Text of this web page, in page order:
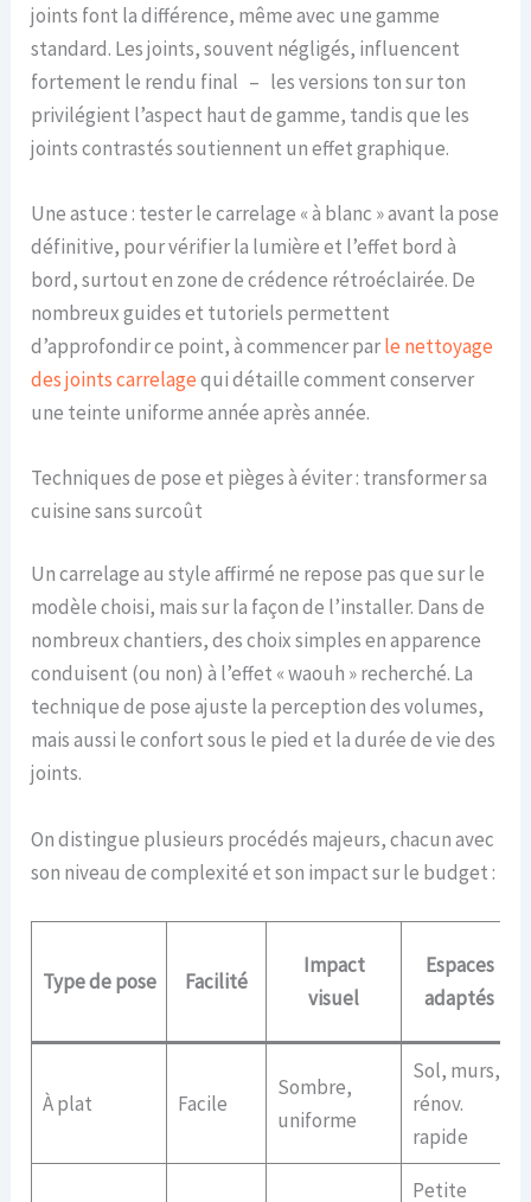
joints font la différence, même avec une gamme
standard. Les joints, souvent négligés, influencent
fortement le rendu final – les versions ton sur ton
privilégient l’aspect haut de gamme, tandis que les
joints contrastés soutiennent un effet graphique.
Une astuce : tester le carrelage « à blanc » avant la pose
définitive, pour vérifier la lumière et l’effet bord à
bord, surtout en zone de crédence rétroéclairée. De
nombreux guides et tutoriels permettent
d’approfondir ce point, à commencer parle nettoyage
des joints carrelagequi détaille comment conserver
une teinte uniforme année après année.
Techniques de pose et pièges à éviter : transformer sa
cuisine sans surcoût
Un carrelage au style affirmé ne repose pas que sur le
modèle choisi, mais sur la façon de l’installer. Dans de
nombreux chantiers, des choix simples en apparence
conduisent (ou non) à l’effet « waouh » recherché. La
technique de pose ajuste la perception des volumes,
mais aussi le confort sous le pied et la durée de vie des
joints.
On distingue plusieurs procédés majeurs, chacun avec
son niveau de complexité et son impact sur le budget :
Type de pose Facilité
Impact
visuel
Espaces
adaptés
À plat Facile
Sombre,
uniforme
Sol, murs,
rénov.
rapide
Petite